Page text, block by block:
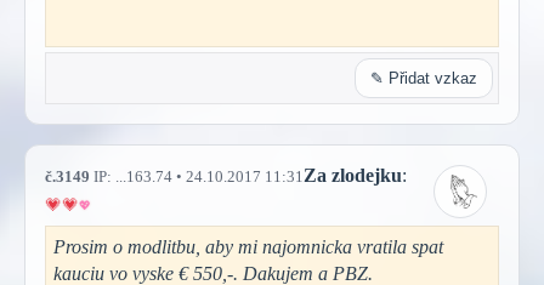
✎ Přidat vzkaz
č.3149 IP: ...163.74 • 24.10.2017 11:31 Za zlodejku:
Prosim o modlitbu, aby mi najomnicka vratila spat
kauciu vo vyske € 550,-. Dakujem a PBZ.